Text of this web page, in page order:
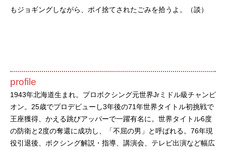
もジョギングしながら、ポイ捨てされたごみを拾うよ。（談）
profile
1943年北海道生まれ。プロボクシング元世界Jrミドル級チャンピ
オン。25歳でプロデビューし3年後の71年世界タイトル初挑戦で
王座獲得、かえる跳びアッパーで一躍有名に。世界タイトル6度
の防衛と2度の奪還に成功し、「不屈の男」と呼ばれる。76年現
役引退後、ボクシング解説・指導、講演会、テレビ出演など幅広